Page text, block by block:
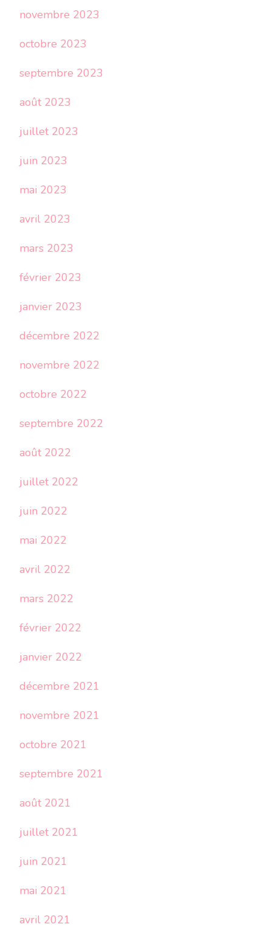
novembre 2023
octobre 2023
septembre 2023
août 2023
juillet 2023
juin 2023
mai 2023
avril 2023
mars 2023
février 2023
janvier 2023
décembre 2022
novembre 2022
octobre 2022
septembre 2022
août 2022
juillet 2022
juin 2022
mai 2022
avril 2022
mars 2022
février 2022
janvier 2022
décembre 2021
novembre 2021
octobre 2021
septembre 2021
août 2021
juillet 2021
juin 2021
mai 2021
avril 2021